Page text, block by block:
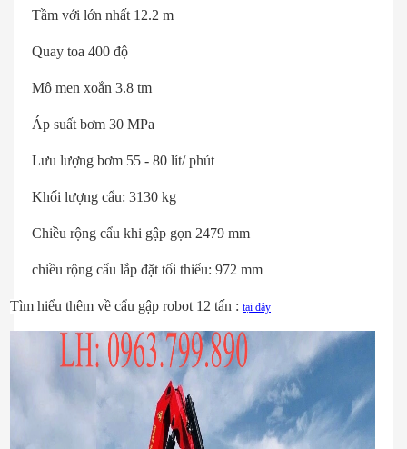
Tầm với lớn nhất 12.2 m
Quay toa 400 độ
Mô men xoắn 3.8 tm
Áp suất bơm 30 MPa
Lưu lượng bơm 55 - 80 lít/ phút
Khối lượng cẩu: 3130 kg
Chiều rộng cẩu khi gập gọn 2479 mm
chiều rộng cẩu lắp đặt tối thiểu: 972 mm
Tìm hiểu thêm về cẩu gập robot 12 tấn : tại đây